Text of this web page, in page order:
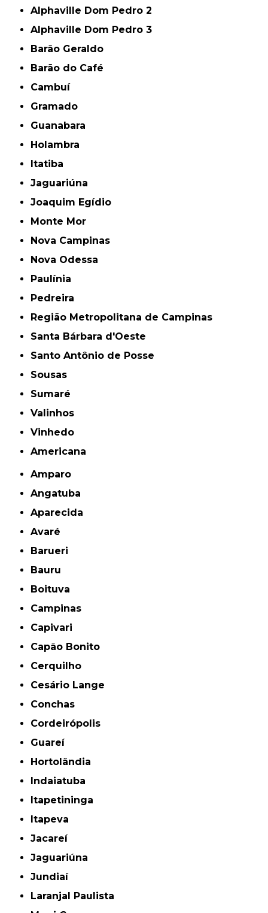
Alphaville Dom Pedro 2
Alphaville Dom Pedro 3
Barão Geraldo
Barão do Café
Cambuí
Gramado
Guanabara
Holambra
Itatiba
Jaguariúna
Joaquim Egídio
Monte Mor
Nova Campinas
Nova Odessa
Paulínia
Pedreira
Região Metropolitana de Campinas
Santa Bárbara d'Oeste
Santo Antônio de Posse
Sousas
Sumaré
Valinhos
Vinhedo
americana
Amparo
Angatuba
Aparecida
Avaré
Barueri
Bauru
Boituva
Campinas
Capivari
Capão Bonito
Cerquilho
Cesário Lange
Conchas
Cordeirópolis
Guareí
Hortolândia
Indaiatuba
Itapetininga
Itapeva
Jacareí
Jaguariúna
Jundiaí
Laranjal Paulista